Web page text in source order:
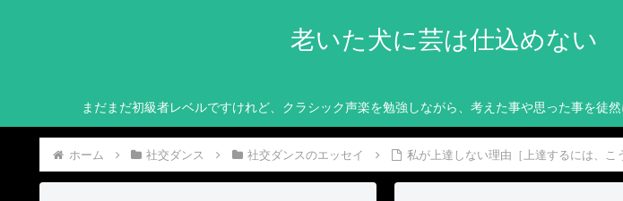
老いた犬に芸は仕込めない
まだまだ初級者レベルですけれど、クラシック声楽を勉強しながら、考えた事や思った事を
ホーム 社交ダンス 社交ダンスのエッセイ 私が上達しない理由［上達するには、こ